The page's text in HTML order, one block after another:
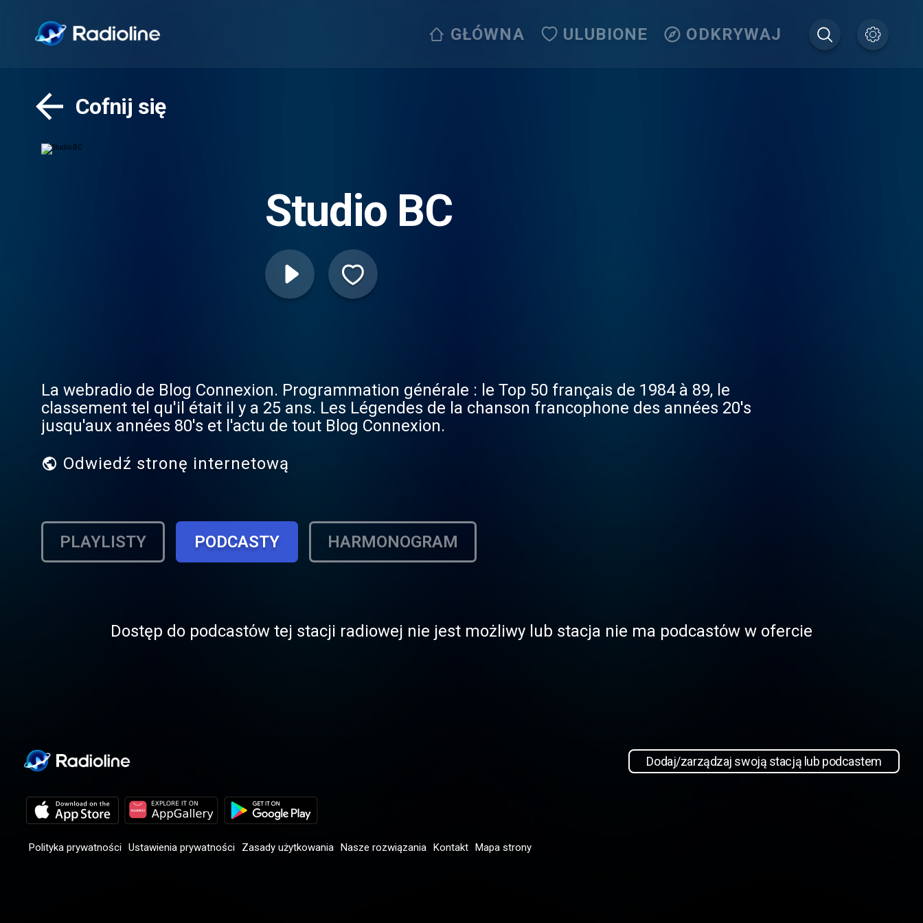
GŁÓWNA ULUBIONE ODKRYWAJ
Cofnij się
Studio BC
La webradio de Blog Connexion. Programmation générale : le Top 50 français de 1984 à 89, le
classement tel qu'il était il y a 25 ans. Les Légendes de la chanson francophone des années 20's
jusqu'aux années 80's et l'actu de tout Blog Connexion.
Odwiedź stronę internetową
PLAYLISTY PODCASTY HARMONOGRAM
Dostęp do podcastόw tej stacji radiowej nie jest możliwy lub stacja nie ma podcastόw w ofercie
Dodaj/zarządzaj swoją stacją lub podcastem
Polityka prywatności Ustawienia prywatności Zasady użytkowania Nasze rozwiązania Kontakt Mapa strony